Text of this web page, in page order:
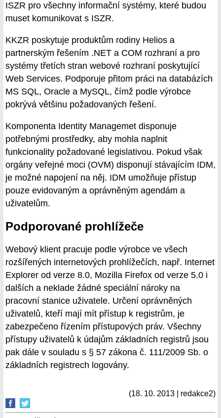
ISZR pro všechny informační systémy, které budou
muset komunikovat s ISZR.
KKZR poskytuje produktům rodiny Helios a
partnerským řešením .NET a COM rozhraní a pro
systémy třetích stran webové rozhraní poskytující
Web Services. Podporuje přitom práci na databázích
MS SQL, Oracle a MySQL, čímž podle výrobce
pokrývá většinu požadovaných řešení.
Komponenta Identity Managemet disponuje
potřebnými prostředky, aby mohla naplnit
funkcionality požadované legislativou. Pokud však
orgány veřejné moci (OVM) disponují stávajícím IDM,
je možné napojení na něj. IDM umožňuje přístup
pouze evidovaným a oprávněným agendám a
uživatelům.
Podporované prohlížeče
Webový klient pracuje podle výrobce ve všech
rozšířených internetových prohlížečích, např. Internet
Explorer od verze 8.0, Mozilla Firefox od verze 5.0 i
dalších a neklade žádné speciální nároky na
pracovní stanice uživatele. Určení oprávněných
uživatelů, kteří mají mít přístup k registrům, je
zabezpečeno řízením přístupových práv. Všechny
přístupy uživatelů k údajům základních registrů jsou
pak dále v souladu s § 57 zákona č. 111/2009 Sb. o
základních registrech logovány.
(18. 10. 2013 | redakce2)